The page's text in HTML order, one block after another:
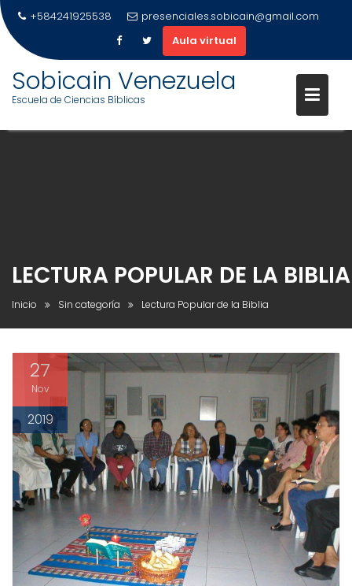
+584241925538
presenciales.sobicain@gmail.com
Aula virtual
Sobicain Venezuela
Escuela de Ciencias Bíblicas
LECTURA POPULAR DE LA BIBLIA
Inicio Sin categoría Lectura Popular de la Biblia
27
Nov
2019